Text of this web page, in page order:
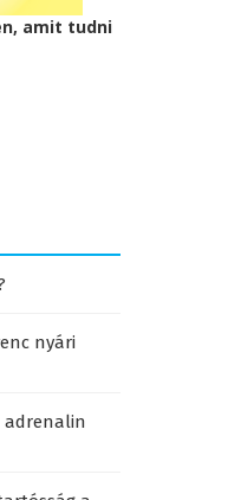
amit tudni
nyári
adrenalin